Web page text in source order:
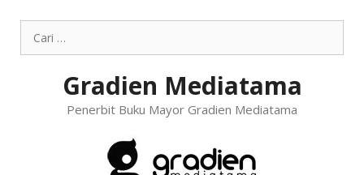
Gradien Mediatama
Penerbit Buku Mayor Gradien Mediatama